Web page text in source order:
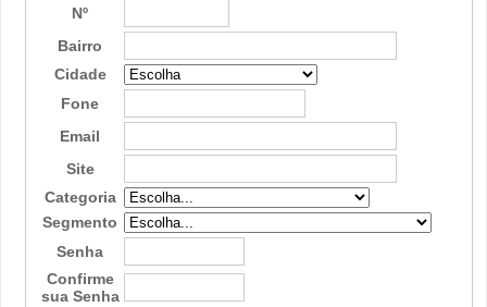
Nº
Bairro
Cidade
Fone
Email
Site
Categoria
Segmento
Senha
Confirme
sua Senha